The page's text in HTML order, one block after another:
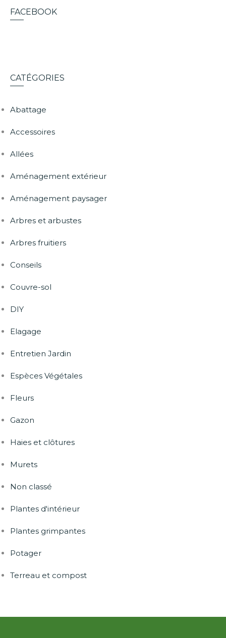
FACEBOOK
CATÉGORIES
Abattage
Accessoires
Allées
Aménagement extérieur
Aménagement paysager
Arbres et arbustes
Arbres fruitiers
Conseils
Couvre-sol
DIY
Elagage
Entretien Jardin
Espèces Végétales
Fleurs
Gazon
Haies et clôtures
Murets
Non classé
Plantes d'intérieur
Plantes grimpantes
Potager
Terreau et compost